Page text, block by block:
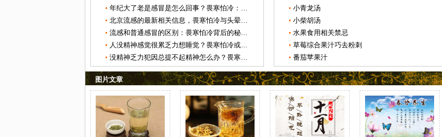
小青龙汤
小柴胡汤
水果食用相关禁忌
草莓综合果汁巧去粉刺
番茄苹果汁
图片文章